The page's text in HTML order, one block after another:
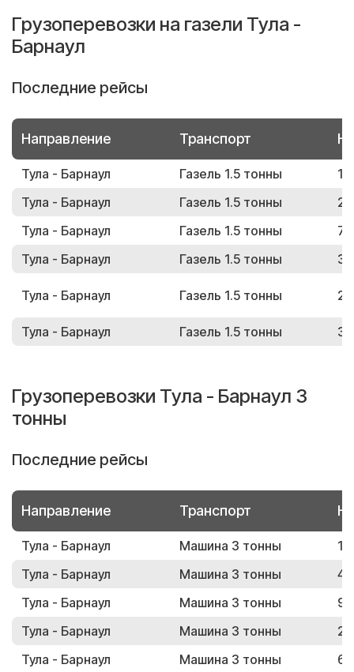
Грузоперевозки на газели Тула -
Барнаул
Последние рейсы
Направление Транспорт
Тула - Барнаул Газель 1.5 тонны
Тула - Барнаул
Газель 1.5 тонны
Тула - Барнаул
Газель 1.5 тонны
Тула - Барнаул
Газель 1.5 тонны
Тула - Барнаул Газель 1.5 тонны
Тула - Барнаул Газель 1.5 тонны
Грузоперевозки Тула - Барнаул 3
тонны
Последние рейсы
Направление Транспорт
Тула - Барнаул Машина 3 тонны
Тула - Барнаул
Машина 3 тонны
Тула - Барнаул
Машина 3 тонны
Тула - Барнаул
Машина 3 тонны
Тула - Барнаул
Машина 3 тонны